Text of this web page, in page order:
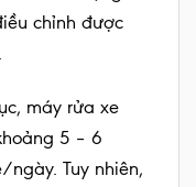
chỉnh được
máy rửa xe
5 – 6
ngày. Tuy nhiên,